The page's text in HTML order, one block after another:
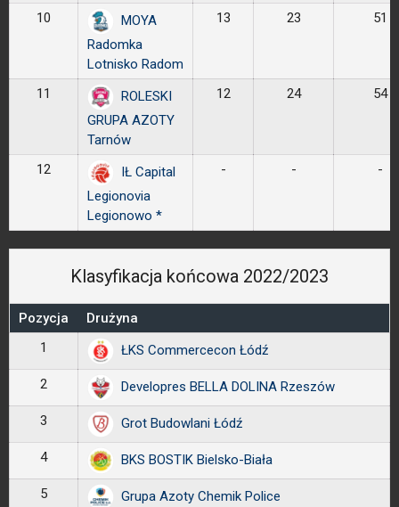
10
MOYA
Radomka
Lotnisko Radom
13 23 51
11
ROLESKI
GRUPA AZOTY
Tarnów
12 24 54
12
IŁ Capital
Legionovia
Legionowo *
- - -
Klasyfikacja końcowa 2022/2023
Pozycja
Drużyna
1
ŁKS Commercecon Łódź
2 Developres BELLA DOLINA Rzeszów
3 Grot Budowlani Łódź
4 BKS BOSTIK Bielsko-Biała
5 Grupa Azoty Chemik Police